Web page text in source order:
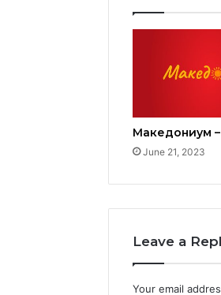
Македониум –
June 21, 2023
Leave a
Your email